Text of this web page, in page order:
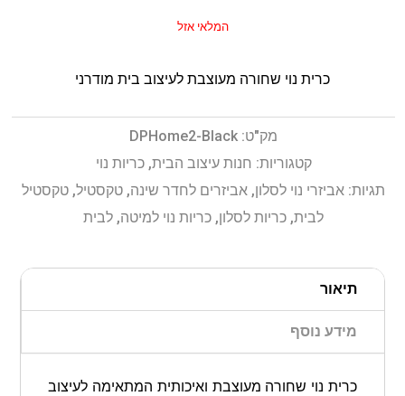
המלאי אזל
כרית נוי שחורה מעוצבת לעיצוב בית מודרני
מק"ט: DPHome2-Black
קטגוריות: חנות עיצוב הבית,כריות נוי
תגיות: אביזרי נוי לסלון, אביזרים לחדר שינה, טקסטיל, טקסטיל
לבית, כריות לסלון, כריות נוי למיטה, לבית
תיאור
מידע נוסף
כרית נוי שחורה מעוצבת ואיכותית המתאימה לעיצוב